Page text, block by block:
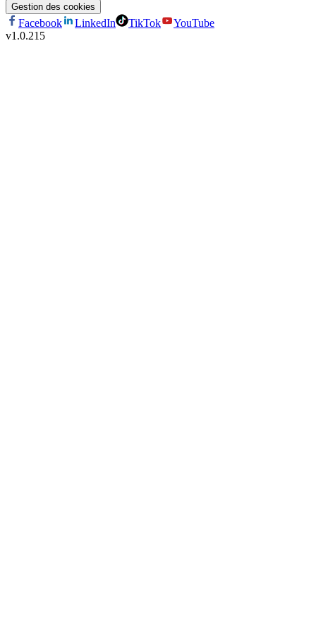
Gestion des cookies
Facebook LinkedIn TikTok
YouTube
v1.0.215